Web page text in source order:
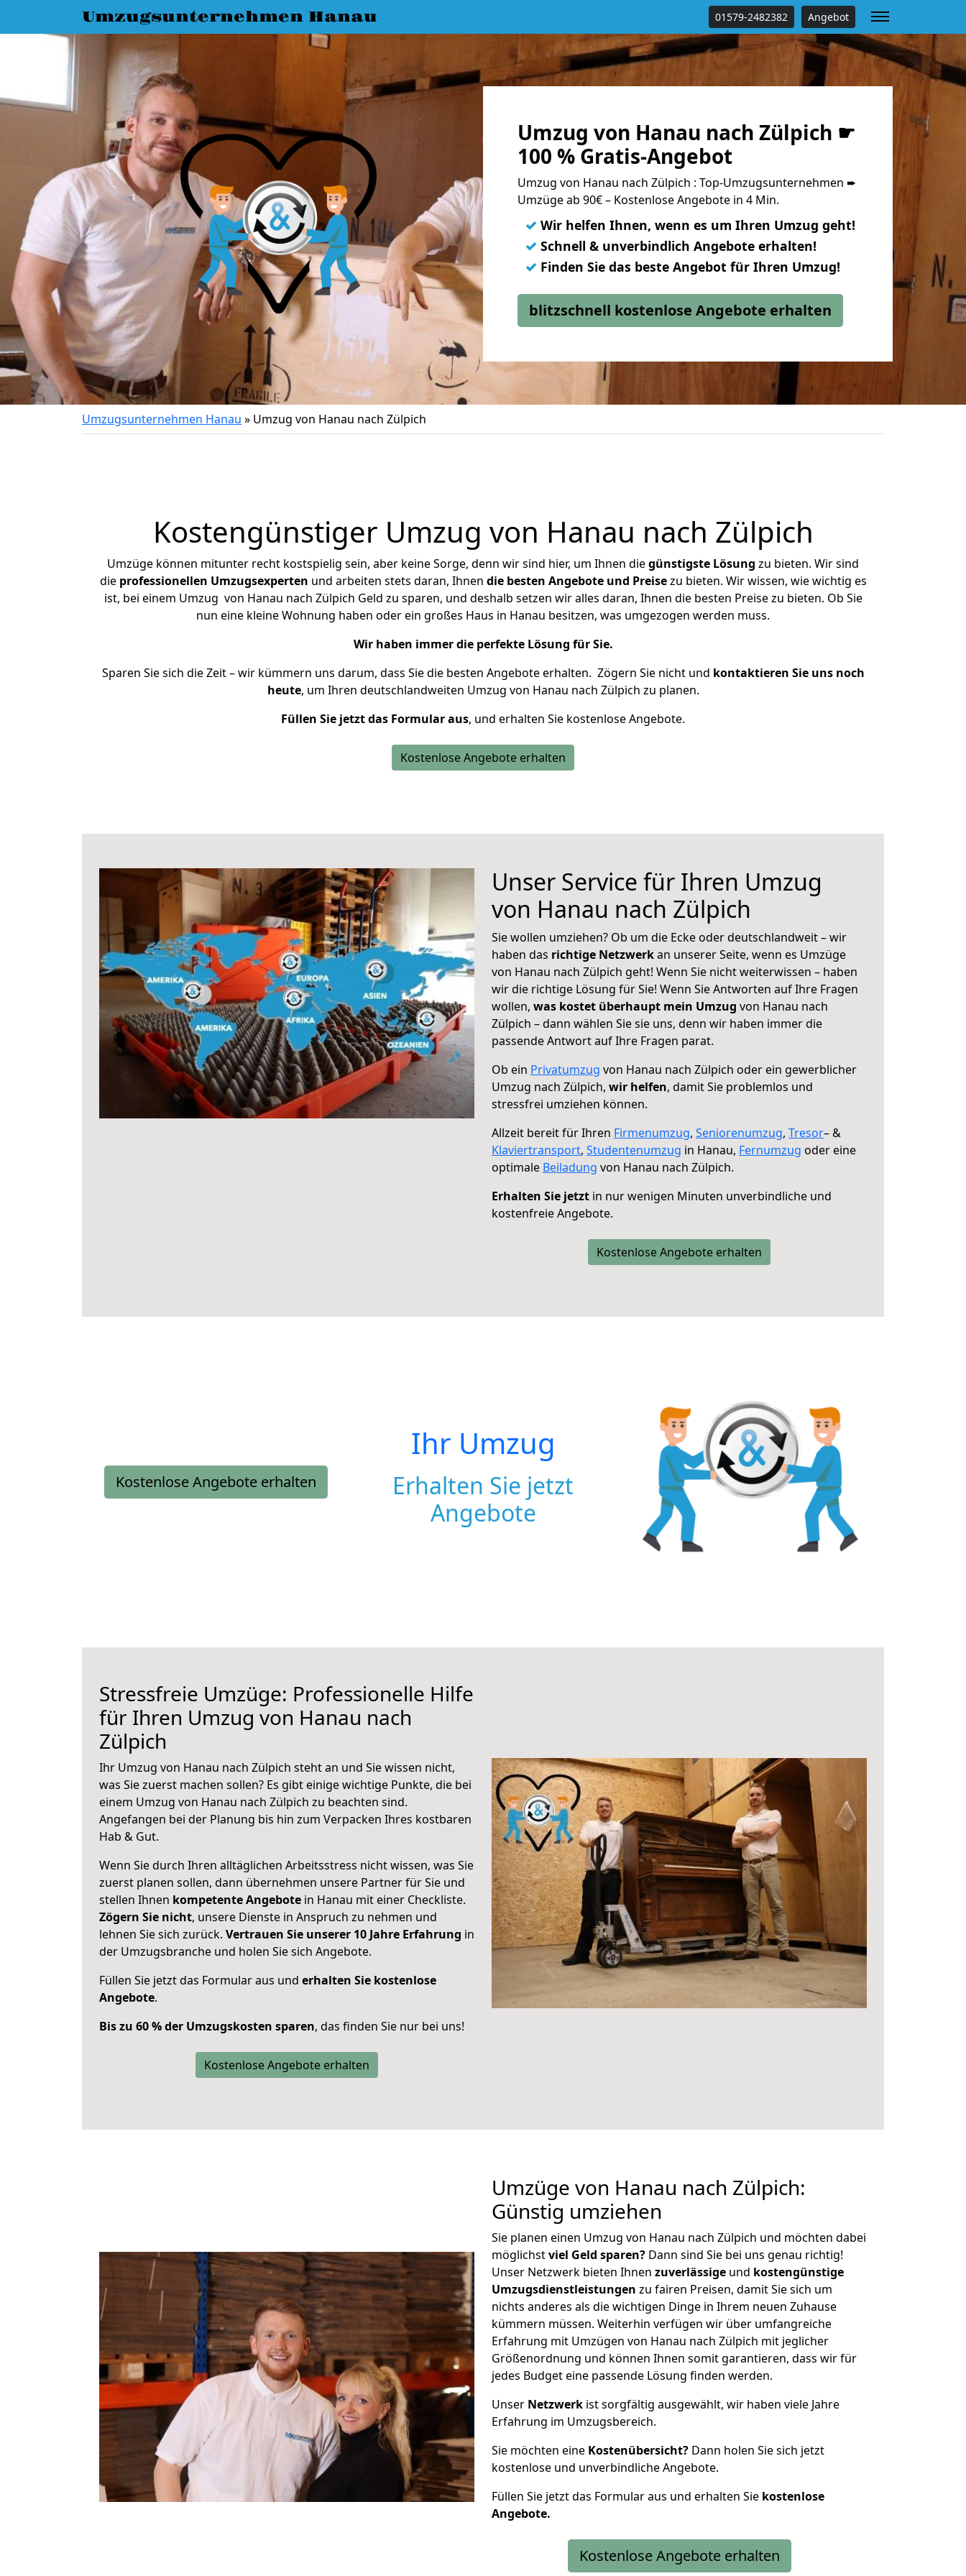
Umzugsunternehmen Hanau 01579-2482382 Angebot
Umzug von Hanau nach Zülpich ☛
100 % Gratis-Angebot
Umzug von Hanau nach Zülpich : Top-Umzugsunternehmen ➨
Umzüge ab 90€ – Kostenlose Angebote in 4 Min.
✓ Wir helfen Ihnen, wenn es um Ihren Umzug geht!
✓ Schnell & unverbindlich Angebote erhalten!
✓ Finden Sie das beste Angebot für Ihren Umzug!
blitzschnell kostenlose Angebote erhalten
Umzugsunternehmen Hanau » Umzug von Hanau nach Zülpich
Kostengünstiger Umzug von Hanau nach Zülpich
Umzüge können mitunter recht kostspielig sein, aber keine Sorge, denn wir sind hier, um Ihnen diegünstigste Lösung zu bieten. Wir sind
die professionellen Umzugsexperten und arbeiten stets daran, Ihnen die besten Angebote und Preisezu bieten. Wir wissen, wie wichtig es
ist, bei einem Umzug von Hanau nach Zülpich Geld zu sparen, und deshalb setzen wir alles daran, Ihnen die besten Preise zu bieten. Ob Sie
nun eine kleine Wohnung haben oder ein großes Haus in Hanau besitzen, was umgezogen werden muss.
Wir haben immer die perfekte Lösung für Sie.
Sparen Sie sich die Zeit – wir kümmern uns darum, dass Sie die besten Angebote erhalten. Zögern Sie nicht und kontaktieren Sie uns noch
heute, um Ihren deutschlandweiten Umzug von Hanau nach Zülpich zu planen.
Füllen Sie jetzt das Formular aus, und erhalten Sie kostenlose Angebote.
Kostenlose Angebote erhalten
Unser Service für Ihren Umzug
von Hanau nach Zülpich
Sie wollen umziehen? Ob um die Ecke oder deutschlandweit – wir
haben das richtige Netzwerkan unserer Seite, wenn es Umzüge
von Hanau nach Zülpich geht! Wenn Sie nicht weiterwissen – haben
wir die richtige Lösung für Sie! Wenn Sie Antworten auf Ihre Fragen
wollen, was kostet überhaupt mein Umzug von Hanau nach
Zülpich – dann wählen Sie sie uns, denn wir haben immer die
passende Antwort auf Ihre Fragen parat.
Ob ein Privatumzug von Hanau nach Zülpich oder ein gewerblicher
Umzug nach Zülpich, wir helfen, damit Sie problemlos und
stressfrei umziehen können.
Allzeit bereit für Ihren Firmenumzug, Seniorenumzug, Tresor– &
Klaviertransport, Studentenumzug in Hanau, Fernumzug oder eine
optimale Beiladung von Hanau nach Zülpich.
Erhalten Sie jetzt in nur wenigen Minuten unverbindliche und
kostenfreie Angebote.
Kostenlose Angebote erhalten
Kostenlose Angebote erhalten
Ihr Umzug
Erhalten Sie jetzt
Angebote
Stressfreie Umzüge: Professionelle Hilfe
für Ihren Umzug von Hanau nach
Zülpich
Ihr Umzug von Hanau nach Zülpich steht an und Sie wissen nicht,
was Sie zuerst machen sollen? Es gibt einige wichtige Punkte, die bei
einem Umzug von Hanau nach Zülpich zu beachten sind.
Angefangen bei der Planung bis hin zum Verpacken Ihres kostbaren
Hab & Gut.
Wenn Sie durch Ihren alltäglichen Arbeitsstress nicht wissen, was Sie
zuerst planen sollen, dann übernehmen unsere Partner für Sie und
stellen Ihnen kompetente Angebote in Hanau mit einer Checkliste.
Zögern Sie nicht, unsere Dienste in Anspruch zu nehmen und
lehnen Sie sich zurück. Vertrauen Sie unserer 10 Jahre Erfahrung in
der Umzugsbranche und holen Sie sich Angebote.
Füllen Sie jetzt das Formular aus und erhalten Sie kostenlose
Angebote.
Bis zu 60 % der Umzugskosten sparen, das finden Sie nur bei uns!
Kostenlose Angebote erhalten
Umzüge von Hanau nach Zülpich:
Günstig umziehen
Sie planen einen Umzug von Hanau nach Zülpich und möchten dabei
möglichstviel Geld sparen? Dann sind Sie bei uns genau richtig!
Unser Netzwerk bieten Ihnen zuverlässige und kostengünstige
Umzugsdienstleistungen zu fairen Preisen, damit Sie sich um
nichts anderes als die wichtigen Dinge in Ihrem neuen Zuhause
kümmern müssen. Weiterhin verfügen wir über umfangreiche
Erfahrung mit Umzügen von Hanau nach Zülpich mit jeglicher
Größenordnung und können Ihnen somit garantieren, dass wir für
jedes Budget eine passende Lösung finden werden.
Unser Netzwerk ist sorgfältig ausgewählt, wir haben viele Jahre
Erfahrung im Umzugsbereich.
Sie möchten eine Kostenübersicht? Dann holen Sie sich jetzt
kostenlose und unverbindliche Angebote.
Füllen Sie jetzt das Formular aus und erhalten Sie kostenlose
Angebote.
Kostenlose Angebote erhalten